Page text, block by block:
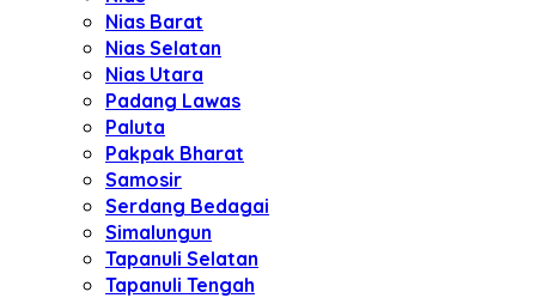
Nias Barat
Nias Selatan
Nias Utara
Padang Lawas
Paluta
Pakpak Bharat
Samosir
Serdang Bedagai
Simalungun
Tapanuli Selatan
Tapanuli Tengah